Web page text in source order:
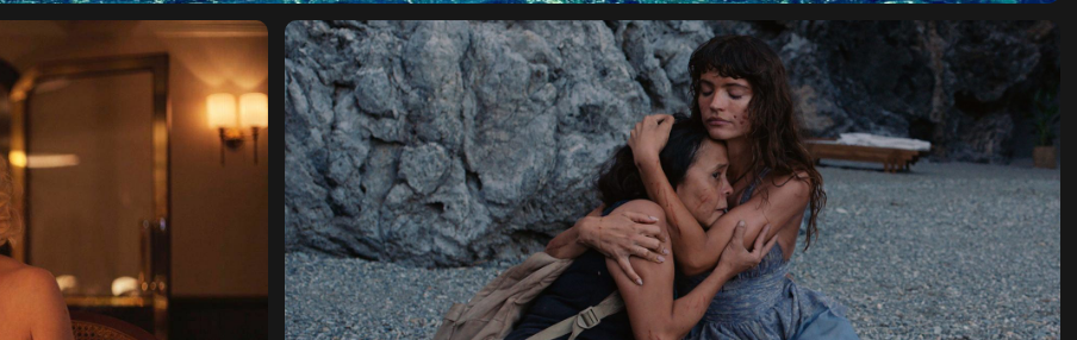
ПО ВОПРОСАМ СОТРУДНИЧЕСТВА И ПРОКАТА:
OUTCINEMA@YANDEX.RU
КОВЕНСКИЙ 14,
САНКТ-ПЕТЕРБУРГ